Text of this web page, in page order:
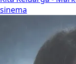
sinema